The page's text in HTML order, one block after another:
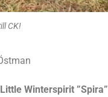
CK!
Winterspirit ”Spira”